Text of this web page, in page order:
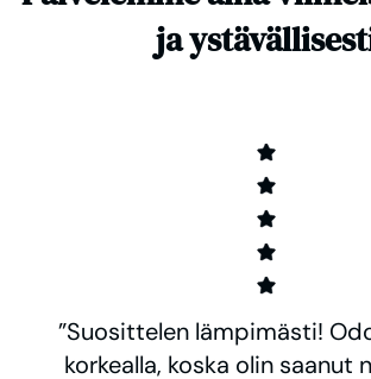
ja
”Suosittelen lämpimästi!
korkealla, koska olin saanut